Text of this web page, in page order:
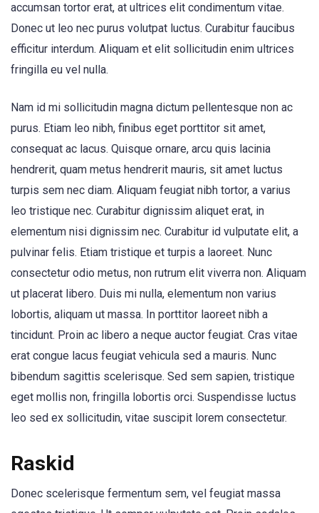
accumsan tortor erat, at ultrices elit condimentum vitae.
Donec ut leo nec purus volutpat luctus. Curabitur faucibus
efficitur interdum. Aliquam et elit sollicitudin enim ultrices
fringilla eu vel nulla.
Nam id mi sollicitudin magna dictum pellentesque non ac
purus. Etiam leo nibh, finibus eget porttitor sit amet,
consequat ac lacus. Quisque ornare, arcu quis lacinia
hendrerit, quam metus hendrerit mauris, sit amet luctus
turpis sem nec diam. Aliquam feugiat nibh tortor, a varius
leo tristique nec. Curabitur dignissim aliquet erat, in
elementum nisi dignissim nec. Curabitur id vulputate elit, a
pulvinar felis. Etiam tristique et turpis a laoreet. Nunc
consectetur odio metus, non rutrum elit viverra non. Aliquam
ut placerat libero. Duis mi nulla, elementum non varius
lobortis, aliquam ut massa. In porttitor laoreet nibh a
tincidunt. Proin ac libero a neque auctor feugiat. Cras vitae
erat congue lacus feugiat vehicula sed a mauris. Nunc
bibendum sagittis scelerisque. Sed sem sapien, tristique
eget mollis non, fringilla lobortis orci. Suspendisse luctus
leo sed ex sollicitudin, vitae suscipit lorem consectetur.
Raskid
Donec scelerisque fermentum sem, vel feugiat massa